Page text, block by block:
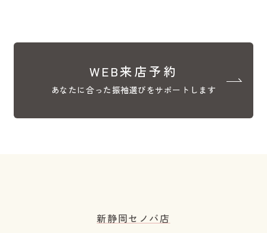
WEB来店予約
あなたに合った振袖選びをサポートします
新静岡セノバ店